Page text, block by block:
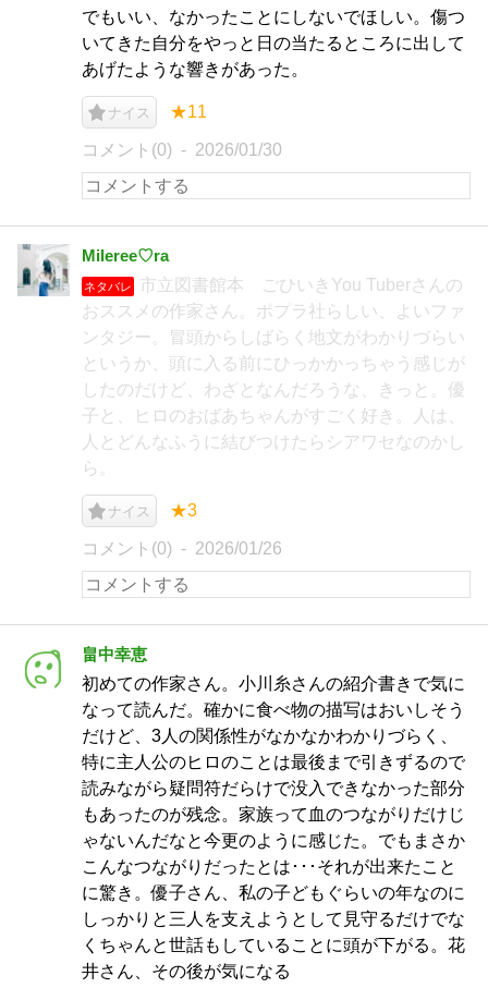
でもいい、なかったことにしないでほしい。傷つ
いてきた自分をやっと日の当たるところに出して
あげたような響きがあった。
ナイス ★11
コメント(0) 2026/01/30
Mileree♡ra
ネタバレ
市立図書館本 ごひいきYou Tuberさんの
おススメの作家さん。ポプラ社らしい、よいファ
ンタジー。冒頭からしばらく地文がわかりづらい
というか、頭に入る前にひっかかっちゃう感じが
したのだけど、わざとなんだろうな、きっと。優
子と、ヒロのおばあちゃんがすごく好き。人は、
人とどんなふうに結びつけたらシアワセなのかし
ら。
ナイス ★3
コメント(0) 2026/01/26
畠中幸恵
初めての作家さん。小川糸さんの紹介書きで気に
なって読んだ。確かに食べ物の描写はおいしそう
だけど、3人の関係性がなかなかわかりづらく、
特に主人公のヒロのことは最後まで引きずるので
読みながら疑問符だらけで没入できなかった部分
もあったのが残念。家族って血のつながりだけじ
ゃないんだなと今更のように感じた。でもまさか
こんなつながりだったとは･･･それが出来たこと
に驚き。優子さん、私の子どもぐらいの年なのに
しっかりと三人を支えようとして見守るだけでな
くちゃんと世話もしていることに頭が下がる。花
井さん、その後が気になる